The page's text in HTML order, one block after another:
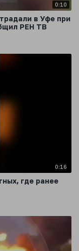
0:10
в Уфе при
РЕН ТВ
0:16
где ранее